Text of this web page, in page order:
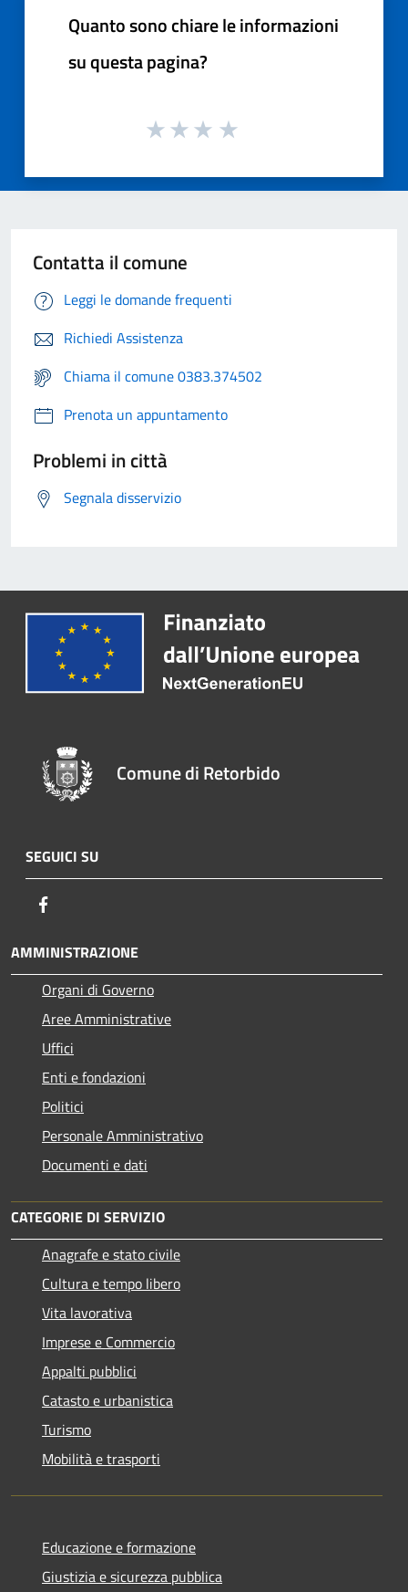
Quanto sono chiare le informazioni
su questa pagina?
Contatta il comune
Leggi le domande frequenti
Richiedi Assistenza
Chiama il comune 0383.374502
Prenota un appuntamento
Problemi in città
Segnala disservizio
Comune di Retorbido
SEGUICI SU
AMMINISTRAZIONE
Organi di Governo
Aree Amministrative
Uffici
Enti e fondazioni
Politici
Personale Amministrativo
Documenti e dati
CATEGORIE DI SERVIZIO
Anagrafe e stato civile
Cultura e tempo libero
Vita lavorativa
Imprese e Commercio
Appalti pubblici
Catasto e urbanistica
Turismo
Mobilità e trasporti
Educazione e formazione
Giustizia e sicurezza pubblica